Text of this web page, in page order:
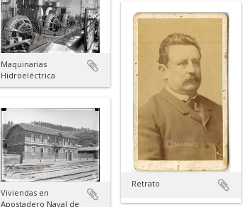
Maquinarias
Hidroeléctrica
Retrato
Viviendas en
Apostadero Naval de